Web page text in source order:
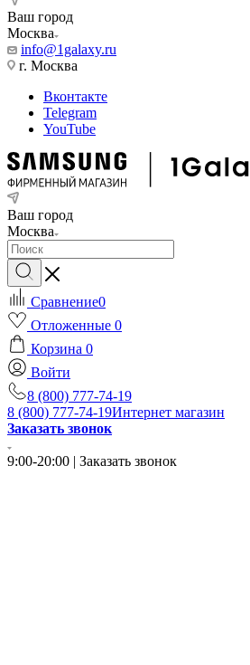
Ваш город
Москва
info@1galaxy.ru
г. Москва
Вконтакте
Telegram
YouTube
Ваш город
Москва
Сравнение0
Отложенные 0
Корзина 0
Войти
8 (800) 777-74-19
8 (800) 777-74-19Интернет магазин
Заказать звонок
9:00-20:00 | Заказать звонок